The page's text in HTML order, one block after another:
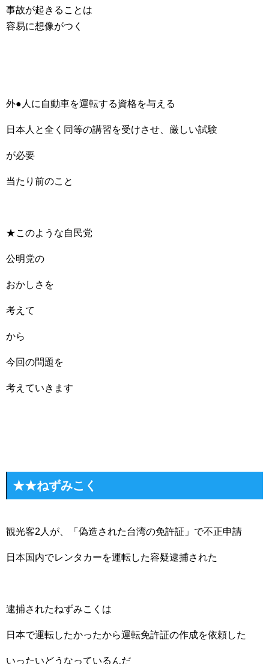
事故が起きることは
容易に想像がつく
外●人に自動車を運転する資格を与える
日本人と全く同等の講習を受けさせ、厳しい試験
が必要
当たり前のこと
★このような自民党
公明党の
おかしさを
考えて
から
今回の問題を
考えていきます
★★ねずみこく
観光客2人が、「偽造された台湾の免許証」で不正申請
日本国内でレンタカーを運転した容疑逮捕された
逮捕されたねずみこくは
日本で運転したかったから運転免許証の作成を依頼した
いったいどうなっているんだ